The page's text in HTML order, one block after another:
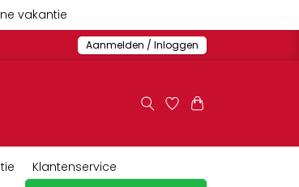
vakantie
Aanmelden / Inloggen
Klantenservice